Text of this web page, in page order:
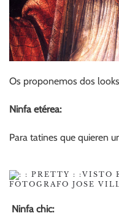
Os proponemos dos
Ninfa etérea:
Para tatines que quieren
VISTO
FOTOGRAFO JOSE
Ninfa chic: